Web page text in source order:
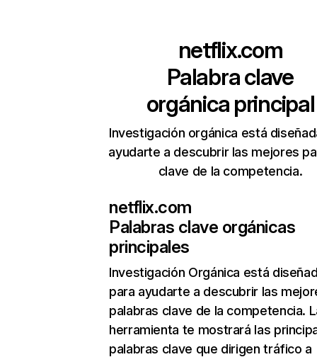
netflix.com
Palabra clave
orgánica principal
Investigación orgánica está
ayudarte a descubrir las mejores
clave de la competencia.
netflix.com
Palabras clave orgánicas
principales
Investigación Orgánica está
para ayudarte a descubrir las
palabras clave de la competencia.
herramienta te mostrará las
palabras clave que dirigen tráfico a